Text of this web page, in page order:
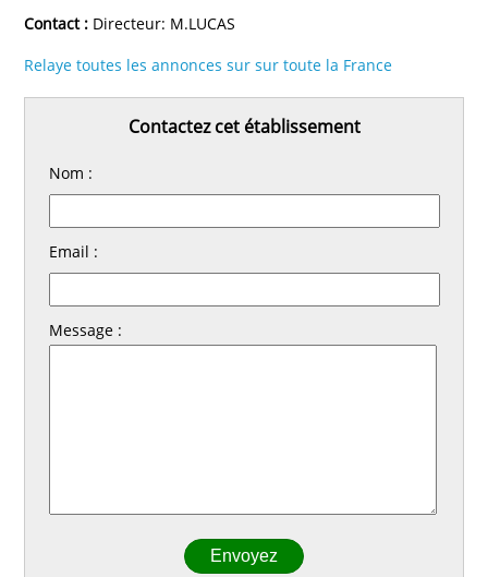
Contact : Directeur: M.LUCAS
Relaye toutes les annonces sur sur toute la France
Contactez cet établissement
Nom :
Email :
Message :